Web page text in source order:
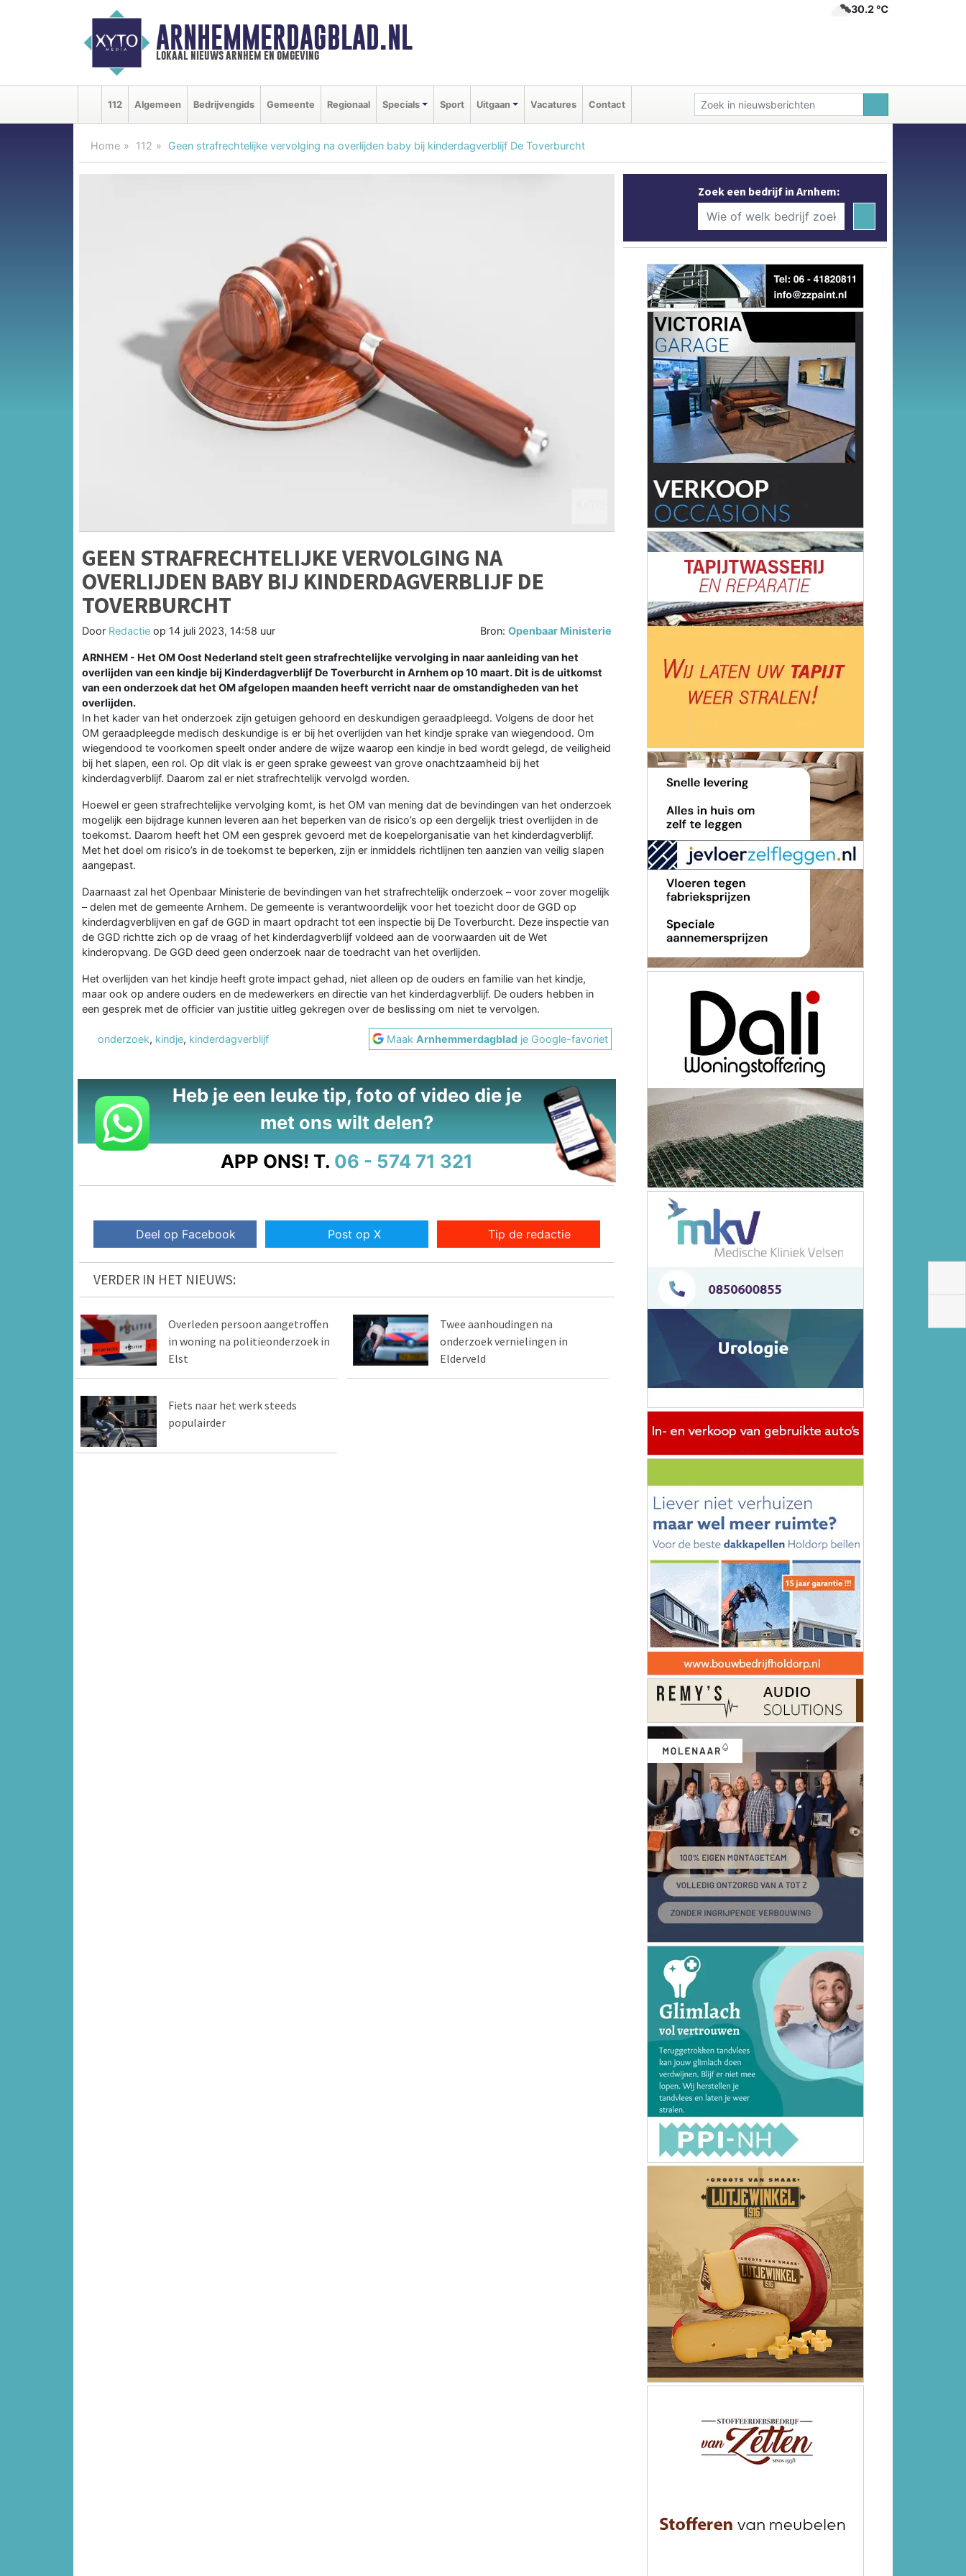
ARNHEMMERDAGBLAD.NL
lokaal nieuws arnhem en omgeving
30.2 ℃
112 Algemeen Bedrijvengids Gemeente Regionaal Specials Sport Uitgaan Vacatures Contact
Home 112 Geen strafrechtelijke vervolging na overlijden baby bij kinderdagverblijf De Toverburcht
GEEN STRAFRECHTELIJKE VERVOLGING NA
OVERLIJDEN BABY BIJ KINDERDAGVERBLIJF DE
TOVERBURCHT
Door Redactie op 14 juli 2023, 14:58 uur Bron:Openbaar Ministerie
ARNHEM - Het OM Oost Nederland stelt geen strafrechtelijke vervolging in naar aanleiding van het
overlijden van een kindje bij Kinderdagverblijf De Toverburcht in Arnhem op 10 maart. Dit is de uitkomst
van een onderzoek dat het OM afgelopen maanden heeft verricht naar de omstandigheden van het
overlijden.
In het kader van het onderzoek zijn getuigen gehoord en deskundigen geraadpleegd. Volgens de door het
OM geraadpleegde medisch deskundige is er bij het overlijden van het kindje sprake van wiegendood. Om
wiegendood te voorkomen speelt onder andere de wijze waarop een kindje in bed wordt gelegd, de veiligheid
bij het slapen, een rol. Op dit vlak is er geen sprake geweest van grove onachtzaamheid bij het
kinderdagverblijf. Daarom zal er niet strafrechtelijk vervolgd worden.
Hoewel er geen strafrechtelijke vervolging komt, is het OM van mening dat de bevindingen van het onderzoek
mogelijk een bijdrage kunnen leveren aan het beperken van de risico’s op een dergelijk triest overlijden in de
toekomst. Daarom heeft het OM een gesprek gevoerd met de koepelorganisatie van het kinderdagverblijf.
Met het doel om risico’s in de toekomst te beperken, zijn er inmiddels richtlijnen ten aanzien van veilig slapen
aangepast.
Daarnaast zal het Openbaar Ministerie de bevindingen van het strafrechtelijk onderzoek – voor zover mogelijk
– delen met de gemeente Arnhem. De gemeente is verantwoordelijk voor het toezicht door de GGD op
kinderdagverblijven en gaf de GGD in maart opdracht tot een inspectie bij De Toverburcht. Deze inspectie van
de GGD richtte zich op de vraag of het kinderdagverblijf voldeed aan de voorwaarden uit de Wet
kinderopvang. De GGD deed geen onderzoek naar de toedracht van het overlijden.
Het overlijden van het kindje heeft grote impact gehad, niet alleen op de ouders en familie van het kindje,
maar ook op andere ouders en de medewerkers en directie van het kinderdagverblijf. De ouders hebben in
een gesprek met de officier van justitie uitleg gekregen over de beslissing om niet te vervolgen.
onderzoek, kindje, kinderdagverblijf MaakArnhemmerdagblad je Google-favoriet
Heb je een leuke tip, foto of video die je
met ons wilt delen?
APP ONS! T. 06 - 574 71 321
Deel op Facebook Post op X Tip de redactie
VERDER IN HET NIEUWS:
Overleden persoon aangetroffen
in woning na politieonderzoek in
Elst
Twee aanhoudingen na
onderzoek vernielingen in
Elderveld
Fiets naar het werk steeds
populairder
Zoek een bedrijf in Arnhem: